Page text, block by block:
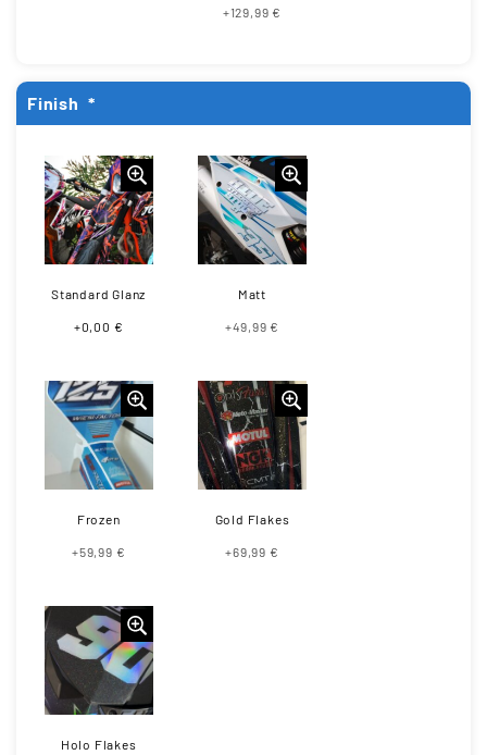
+129,99 €
Finish *
Standard Glanz
+0,00 €
Matt
+49,99 €
Frozen
+59,99 €
Gold Flakes
+69,99 €
Holo Flakes